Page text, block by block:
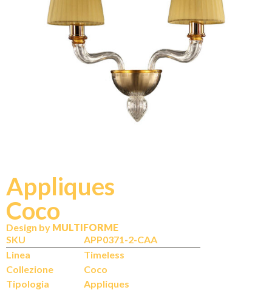
IT
Coco
Design by MULTIFORME
Appliques
SKU
APP0371-2-CAA
Linea
Timeless
Collezione
Coco
Tipologia
Appliques